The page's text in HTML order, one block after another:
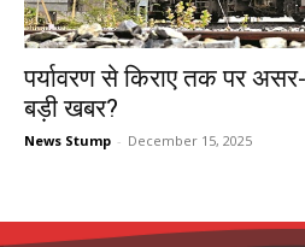
पर्यावरण से किराए तक पर
बड़ी खबर?
News Stump - December 15, 2025